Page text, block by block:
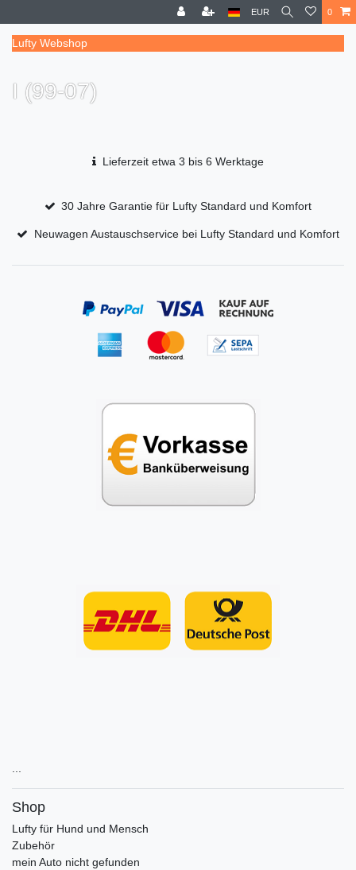
EUR 0
Lufty Webshop
I (99-07)
Lieferzeit etwa 3 bis 6 Werktage
30 Jahre Garantie für Lufty Standard und Komfort
Neuwagen Austauschservice bei Lufty Standard und Komfort
Shop
Lufty für Hund und Mensch
Zubehör
mein Auto nicht gefunden